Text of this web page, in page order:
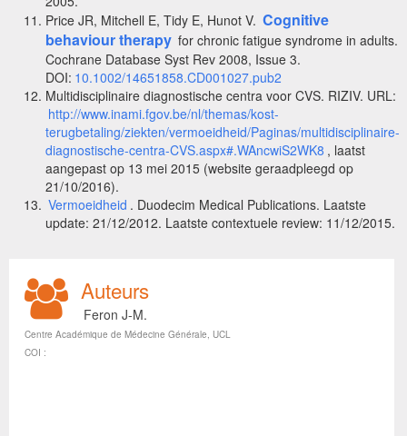
Price JR, Mitchell E, Tidy E, Hunot V. Cognitive
behaviour therapy for chronic fatigue syndrome in adults.
Cochrane Database Syst Rev 2008, Issue 3.
DOI: 10.1002/14651858.CD001027.pub2
Multidisciplinaire diagnostische centra voor CVS. RIZIV. URL:
http://www.inami.fgov.be/nl/themas/kost-
terugbetaling/ziekten/vermoeidheid/Paginas/multidisciplinaire-
diagnostische-centra-CVS.aspx#.WAncwiS2WK8 , laatst
aangepast op 13 mei 2015 (website geraadpleegd op
21/10/2016).
Vermoeidheid . Duodecim Medical Publications. Laatste
update: 21/12/2012. Laatste contextuele review: 11/12/2015.
Auteurs
Feron J-M.
Centre Académique de Médecine Générale, UCL
COI :